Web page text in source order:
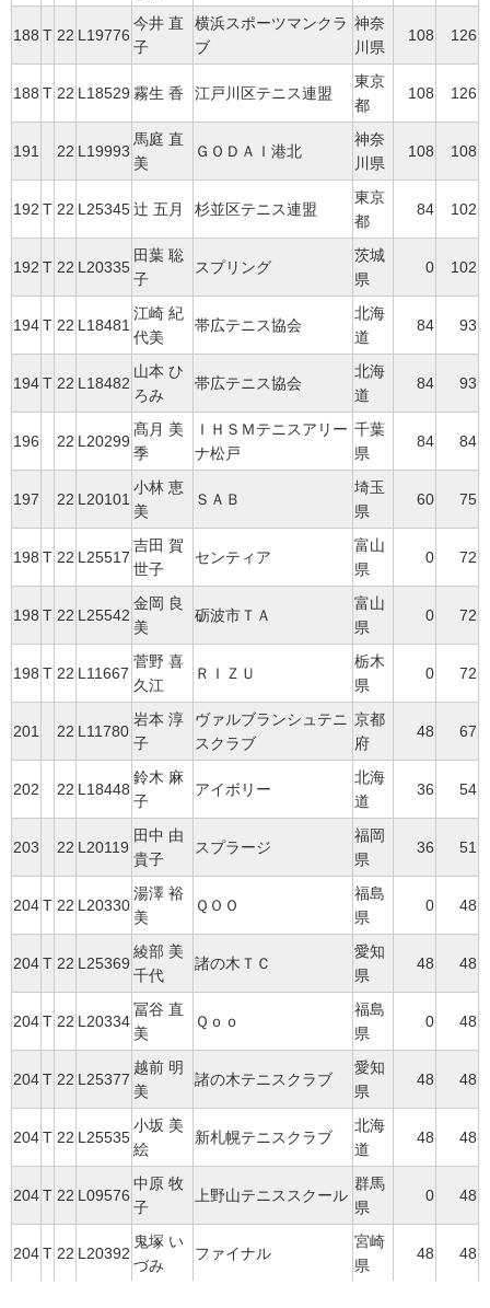
188 T 22 L19776
今井 直
子
横浜スポーツマンクラ
ブ
神奈
川県
108 126
188 T 22 L18529 霧生 香 江戸川区テニス連盟
東京
都
108 126
191 22 L19993
馬庭 直
美
ＧＯＤＡＩ港北
神奈
川県
108 108
192 T 22 L25345辻 五月 杉並区テニス連盟
東京
都
84 102
192 T 22 L20335
田葉 聡
子
スプリング
茨城
県
0 102
194T 22 L18481
江崎 紀
代美
帯広テニス協会
北海
道
84 93
194T 22 L18482
山本 ひ
ろみ
帯広テニス協会
北海
道
84 93
196 22 L20299
髙月 美
季
ＩＨＳＭテニスアリー
ナ松戸
千葉
県
84 84
197 22 L20101
小林 恵
美
ＳＡＢ
埼玉
県
60 75
198 T 22 L25517
吉田 賀
世子
センティア
富山
県
0 72
198 T 22 L25542
金岡 良
美
砺波市ＴＡ
富山
県
0 72
198 T 22 L11667
菅野 喜
久江
ＲＩＺＵ
栃木
県
0 72
201 22 L11780
岩本 淳
子
ヴァルブランシュテニ
スクラブ
京都
府
48 67
202 22 L18448
鈴木 麻
子
アイボリー
北海
道
36 54
203 22 L20119
田中 由
貴子
スプラージ
福岡
県
36 51
204T 22 L20330
湯澤 裕
美
ＱＯＯ
福島
県
0 48
204T 22 L25369
綾部 美
千代
諸の木ＴＣ
愛知
県
48 48
204T 22 L20334
冨谷 直
美
Ｑｏｏ
福島
県
0 48
204T 22 L25377
越前 明
美
諸の木テニスクラブ
愛知
県
48 48
204T 22 L25535
小坂 美
絵
新札幌テニスクラブ
北海
道
48 48
204T 22 L09576
中原 牧
子
上野山テニススクール
群馬
県
0 48
204T 22 L20392
鬼塚 い
づみ
ファイナル
宮崎
県
48 48